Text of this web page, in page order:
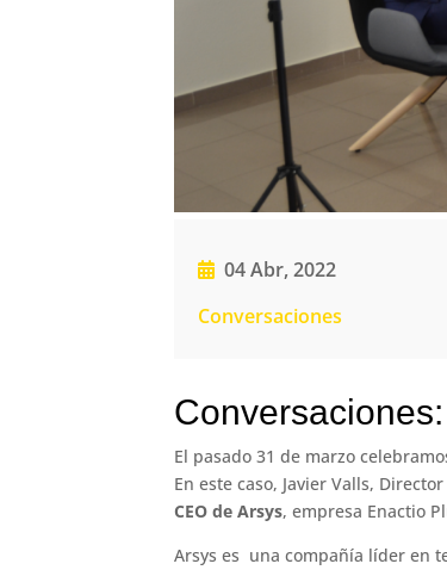
04 Abr, 2022
Conversaciones
El pasado 31 de marzo
En este caso, Javier Valls,
CEO de Arsys, empresa Enactio
Arsys es una compañía líder en